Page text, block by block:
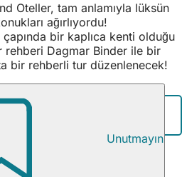
Oteller, tam anlamıyla lüksün
ağırlıyordu!
bir kaplıca kenti olduğu
rehberi Dagmar Binder ile bir
bir rehberli tur düzenlenecek!
Unutmayın
Paylaşım sayfası